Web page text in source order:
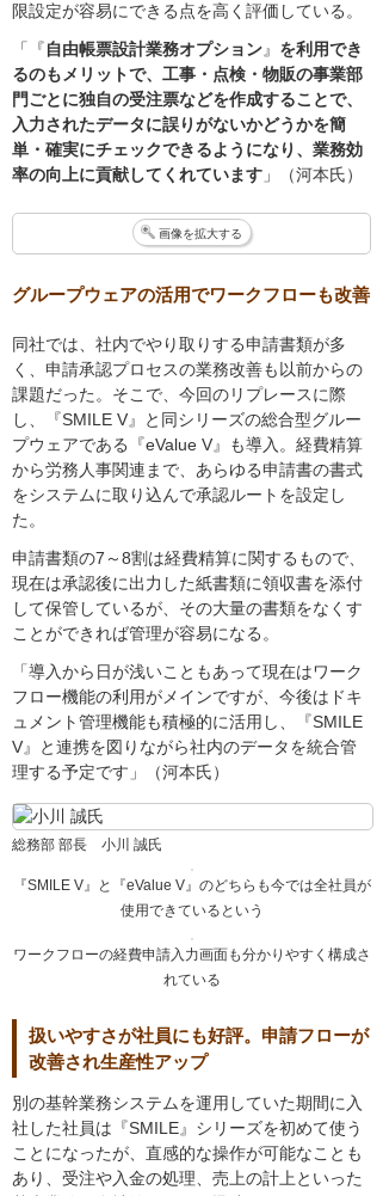
限設定が容易にできる点を高く評価している。
「『自由帳票設計業務オプション』 を利用でき
るのもメリットで、工事・点検・物販の事業部
門ごとに独自の受注票などを作成することで、
入力されたデータに誤りがないかどうかを簡
単・確実にチェックできるようになり、業務効
率の向上に貢献してくれています 」（河本氏）
画像を拡大する
グループウェアの活用でワークフローも改善
総務部 部長 小川 誠氏
同社では、社内でやり取りする申請書類が多
く、申請承認プロセスの業務改善も以前からの
課題だった。そこで、今回のリプレースに際
し、『SMILE V』と同シリーズの総合型グルー
プウェアである『eValue V』も導入。経費精算
から労務人事関連まで、あらゆる申請書の書式
をシステムに取り込んで承認ルートを設定し
た。
申請書類の7～8割は経費精算に関するもので、
現在は承認後に出力した紙書類に領収書を添付
して保管しているが、その大量の書類をなくす
ことができれば管理が容易になる。
「導入から日が浅いこともあって現在はワーク
フロー機能の利用がメインですが、今後はドキ
ュメント管理機能も積極的に活用し、『SMILE
V』と連携を図りながら社内のデータを統合管
理する予定です」（河本氏）
『SMILE V』と『eValue V』のどちらも今では全社員が
使用できているという
ワークフローの経費申請入力画面も分かりやすく構成さ
れている
扱いやすさが社員にも好評。申請フローが
改善され生産性アップ
別の基幹業務システムを運用していた期間に入
社した社員は『SMILE』シリーズを初めて使う
ことになったが、直感的な操作が可能なことも
あり、受注や入金の処理、売上の計上といった